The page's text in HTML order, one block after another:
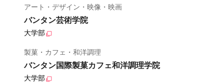
アート・デザイン・映像・映画
バンタン芸術学院
大学部
製菓・カフェ・和洋調理
バンタン国際製菓カフェ和洋調理学院
大学部